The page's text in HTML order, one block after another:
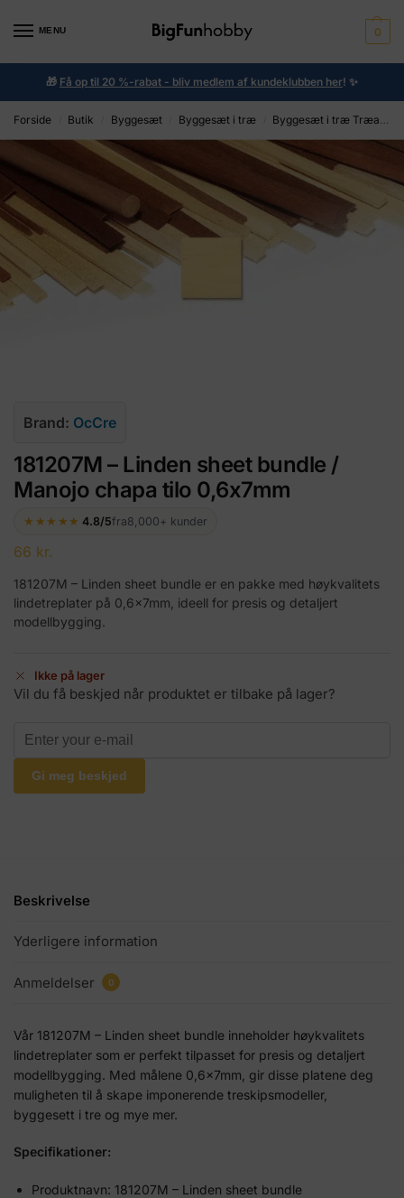
MENU 0
🎁 Få op til 20 %-rabat - bliv medlem af kundeklubben her! ✨
Forside Butik Byggesæt Byggesæt i træ Byggesæt i træ Træarbejde
Brand: OcCre
181207M – Linden sheet bundle /
Manojo chapa tilo 0,6x7mm
★★★★★ 4.8/5fra8,000+ kunder
66 kr.
181207M – Linden sheet bundle er en pakke med høykvalitets
lindetreplater på 0,6x7mm, ideell for presis og detaljert
modellbygging.
Ikke på lager
Vil du få beskjed når produktet er tilbake på lager?
Gi meg beskjed
Beskrivelse
Yderligere information
Anmeldelser 0
Vår 181207M – Linden sheet bundle inneholder høykvalitets
lindetreplater som er perfekt tilpasset for presis og detaljert
modellbygging. Med målene 0,6x7mm, gir disse platene deg
muligheten til å skape imponerende treskipsmodeller,
byggesett i tre og mye mer.
Specifikationer:
Produktnavn: 181207M – Linden sheet bundle